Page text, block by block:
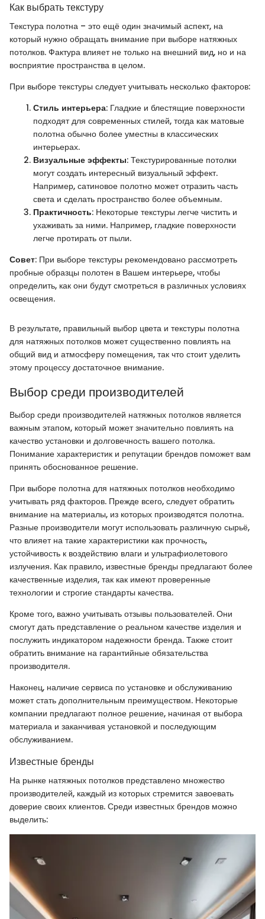
Как выбрать текстуру
Текстура полотна – это ещё один значимый аспект, на
который нужно обращать внимание при выборе натяжных
потолков. Фактура влияет не только на внешний вид, но и на
восприятие пространства в целом.
При выборе текстуры следует учитывать несколько факторов:
Стиль интерьера: Гладкие и блестящие поверхности
подходят для современных стилей, тогда как матовые
полотна обычно более уместны в классических
интерьерах.
Визуальные эффекты: Текстурированные потолки
могут создать интересный визуальный эффект.
Например, сатиновое полотно может отразить часть
света и сделать пространство более объемным.
Практичность: Некоторые текстуры легче чистить и
ухаживать за ними. Например, гладкие поверхности
легче протирать от пыли.
Совет: При выборе текстуры рекомендовано рассмотреть
пробные образцы полотен в Вашем интерьере, чтобы
определить, как они будут смотреться в различных условиях
освещения.
В результате, правильный выбор цвета и текстуры полотна
для натяжных потолков может существенно повлиять на
общий вид и атмосферу помещения, так что стоит уделить
этому процессу достаточное внимание.
Выбор среди производителей
Выбор среди производителей натяжных потолков является
важным этапом, который может значительно повлиять на
качество установки и долговечность вашего потолка.
Понимание характеристик и репутации брендов поможет вам
принять обоснованное решение.
При выборе полотна для натяжных потолков необходимо
учитывать ряд факторов. Прежде всего, следует обратить
внимание на материалы, из которых производятся полотна.
Разные производители могут использовать различную сырьё,
что влияет на такие характеристики как прочность,
устойчивость к воздействию влаги и ультрафиолетового
излучения. Как правило, известные бренды предлагают более
качественные изделия, так как имеют проверенные
технологии и строгие стандарты качества.
Кроме того, важно учитывать отзывы пользователей. Они
смогут дать представление о реальном качестве изделия и
послужить индикатором надежности бренда. Также стоит
обратить внимание на гарантийные обязательства
производителя.
Наконец, наличие сервиса по установке и обслуживанию
может стать дополнительным преимуществом. Некоторые
компании предлагают полное решение, начиная от выбора
материала и заканчивая установкой и последующим
обслуживанием.
Известные бренды
На рынке натяжных потолков представлено множество
производителей, каждый из которых стремится завоевать
доверие своих клиентов. Среди известных брендов можно
выделить: